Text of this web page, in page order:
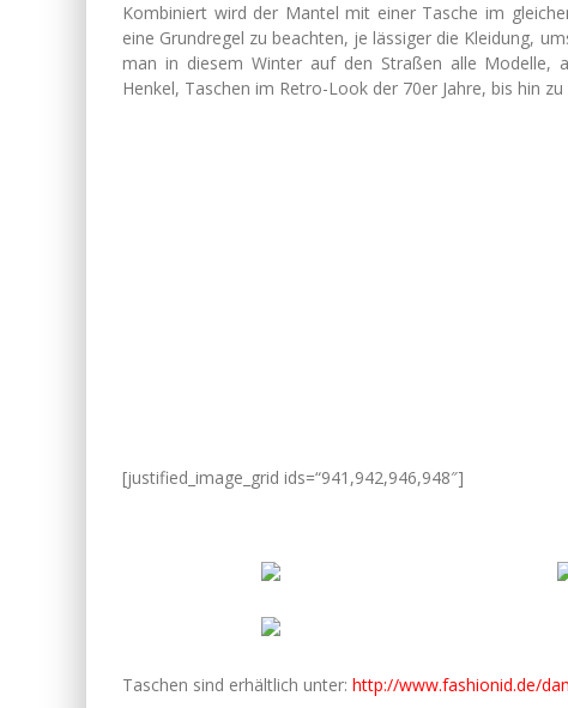
Kombiniert wird der Mantel mit einer Tasche im
eine Grundregel zu beachten, je lässiger die Kleidung,
man in diesem Winter auf den Straßen alle Modelle,
Henkel, Taschen im Retro-Look der 70er Jahre, bis hin
[justified_image_grid ids=“941,942,946,948″]
Taschen sind erhältlich unter: http://www.fashionid.de/